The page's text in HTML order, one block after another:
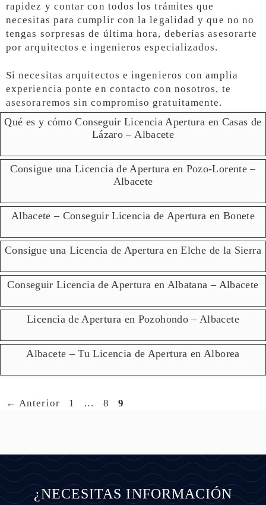
rapidez y contar con todos los trámites que
necesitas para cumplir con la legalidad y que no no
tengas sorpresas de última hora, deberías asesorarte
por arquitectos e ingenieros especializados.
Si necesitas arquitectos e ingenieros con amplia
experiencia ponte en contacto con nosotros, te
asesoraremos sin compromiso gratuitamente.
Qué es y cómo Conseguir Licencia Apertura en Casas de
Lázaro – Albacete
Consigue una Licencia de Apertura en Pozo-Lorente –
Albacete
Albacete – Conseguir Licencia de Apertura en Bonete
Consigue una Licencia de Apertura en Elche de la Sierra
Conseguir Licencia de Apertura en Albatana – Albacete
Licencia de Apertura en Pozohondo – Albacete
Albacete – Tu Licencia de Apertura en Alborea
← Anterior Página
1 … Página
8 Página
9
¿NECESITAS INFORMACIÓN